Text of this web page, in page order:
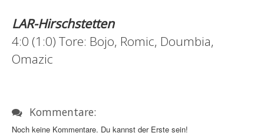
LAR-Hirschstetten
4:0 (1:0) Tore: Bojo, Romic, Doumbia,
Omazic
Kommentare:
Noch keine Kommentare. Du kannst der Erste sein!